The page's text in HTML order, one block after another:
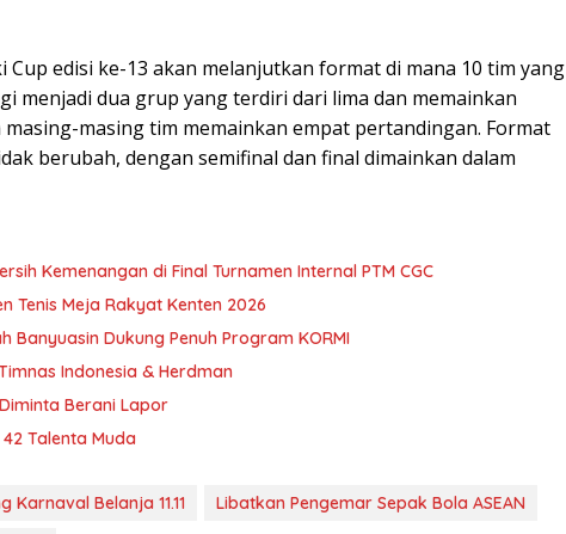
Cup edisi ke-13 akan melanjutkan format di mana 10 tim yang
menjadi dua grup yang terdiri dari lima dan memainkan
masing tim memainkan empat pertandingan. Format
berubah, dengan semifinal dan final dimainkan dalam
Kemenangan di Final Turnamen Internal PTM CGC
Tenis Meja Rakyat Kenten 2026
Banyuasin Dukung Penuh Program KORMI
Indonesia & Herdman
Berani Lapor
Talenta Muda
Karnaval Belanja 11.11
Libatkan Pengemar Sepak Bola ASEAN